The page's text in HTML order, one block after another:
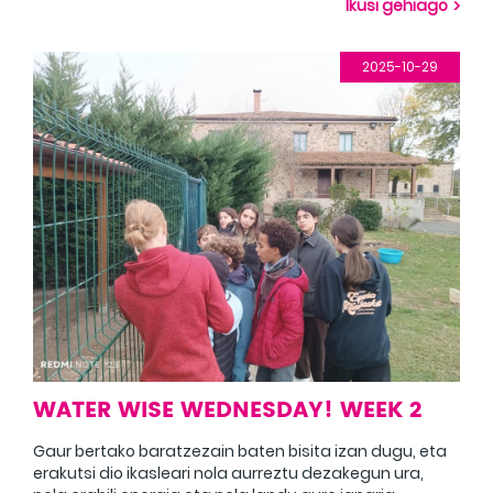
bailando para activar el cuerpo y llenarse de energía.
cómodos con el inglés.
Ikusi gehiago
2025-10-29
WATER WISE WEDNESDAY! WEEK 2
Gaur bertako baratzezain baten bisita izan dugu, eta
erakutsi dio ikasleari nola aurreztu dezakegun ura,